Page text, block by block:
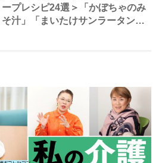
ープレシピ24選＞「かぼちゃのみ
そ汁」「まいたけサンラータン」